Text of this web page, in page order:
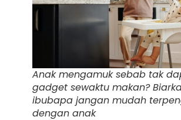
Anak mengamuk sebab tak
gadget sewaktu makan?
ibubapa jangan mudah
dengan anak